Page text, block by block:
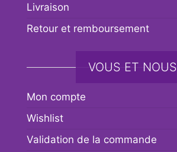
Livraison
Retour et remboursement
VOUS ET NOUS
Mon compte
Wishlist
Validation de la commande